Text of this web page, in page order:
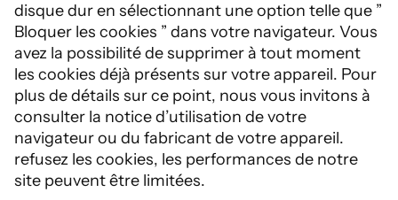
disque dur en sélectionnant une option telle que ”
Bloquer les cookies ” dans votre navigateur. Vous
avez la possibilité de supprimer à tout moment
les cookies déjà présents sur votre appareil. Pour
plus de détails sur ce point, nous vous invitons à
consulter la notice d’utilisation de votre
navigateur ou du fabricant de votre appareil.
refusez les cookies, les performances de notre
site peuvent être limitées.